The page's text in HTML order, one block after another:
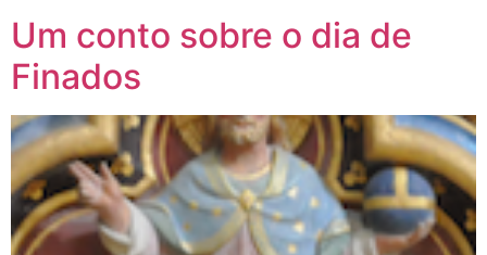
Um conto sobre o dia de
Finados